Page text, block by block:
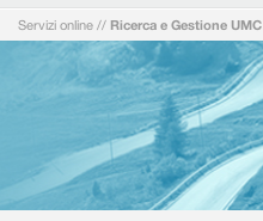
Servizi online // Ricerca e Gestione UMC